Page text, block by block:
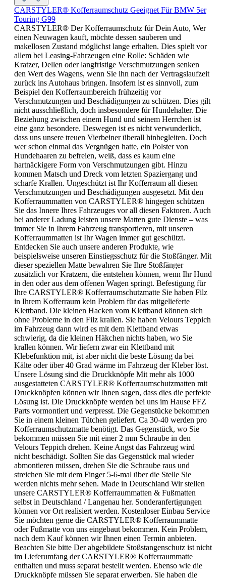
CARSTYLER® Kofferraumschutz Geeignet Für BMW 5er
Touring G99
CARSTYLER® Der Kofferraumschutz für Dein Auto, Wer
einen Neuwagen kauft, möchte dessen sauberen und
makellosen Zustand möglichst lange erhalten. Dies spielt vor
allem bei Leasing-Fahrzeugen eine Rolle: Schäden wie
Kratzer, Dellen oder langfristige Verschmutzungen senken
den Wert des Wagens, wenn Sie ihn nach der Vertragslaufzeit
zurück ins Autohaus bringen. Insofern ist es sinnvoll, zum
Beispiel den Kofferraumbereich frühzeitig vor
Verschmutzungen und Beschädigungen zu schützen. Dies gilt
nicht ausschließlich, doch insbesondere für Hundehalter. Die
Beziehung zwischen einem Hund und seinem Herrchen ist
eine ganz besondere. Deswegen ist es nicht verwunderlich,
dass uns unsere treuen Vierbeiner überall hinbegleiten. Doch
wer schon einmal das Vergnügen hatte, ein Polster von
Hundehaaren zu befreien, weiß, dass es kaum eine
hartnäckigere Form von Verschmutzungen gibt. Hinzu
kommen Matsch und Dreck vom letzten Spaziergang und
scharfe Krallen. Ungeschützt ist Ihr Kofferraum all diesen
Verschmutzungen und Beschädigungen ausgesetzt. Mit den
Kofferraummatten von CARSTYLER® hingegen schützen
Sie das Innere Ihres Fahrzeuges vor all diesen Faktoren. Auch
bei anderer Ladung leisten unsere Matten gute Dienste – was
immer Sie in Ihrem Fahrzeug transportieren, mit unseren
Kofferraummatten ist Ihr Wagen immer gut geschützt.
Entdecken Sie auch unsere anderen Produkte, wie
beispielsweise unseren Einstiegsschutz für die Stoßfänger. Mit
dieser speziellen Matte bewahren Sie Ihre Stoßfänger
zusätzlich vor Kratzern, die entstehen können, wenn Ihr Hund
in den oder aus dem offenen Wagen springt. Befestigung für
Ihre CARSTYLER® Kofferraumschutzmatte Sie haben Filz
in Ihrem Kofferraum kein Problem für das mitgelieferte
Klettband. Die kleinen Hacken vom Klettband können sich
ohne Probleme in den Filz krallen. Sie haben Velours Teppich
im Fahrzeug dann wird es mit dem Klettband etwas
schwierig, da die kleinen Häkchen nichts haben, wo Sie
krallen können. Wir liefern zwar ein Klettband mit
Klebefunktion mit, ist aber nicht die beste Lösung da bei
Kälte oder über 40 Grad wärme im Fahrzeug der Kleber löst.
Unsere Lösung sind die Druckknöpfe Mit mehr als 1000
ausgestatteten CARSTYLER® Kofferraumschutzmatten mit
Druckknöpfen können wir Ihnen sagen, dass dies die perfekte
Lösung ist. Die Druckknöpfe werden bei uns im Hause FFZ
Parts vormontiert und verpresst. Die Gegenstücke bekommen
Sie in einem kleinen Tütchen geliefert. Ca 30-40 werden pro
Kofferraumschutzmatte benötigt. Das Gegenstück, wo Sie
bekommen müssen Sie mit einer 2 mm Schraube in den
Velours Teppich drehen. Keine Angst das Fahrzeug wird
nicht beschädigt. Sollten Sie das Gegenstück mal wieder
abmontieren müssen, drehen Sie die Schraube raus und
streichen Sie mit dem Finger 5-6-mal über die Stelle Sie
werden nichts mehr sehen. Made in Deutschland Wir stellen
unsere CARSTYLER® Kofferraummatten & Fußmatten
selbst in Deutschland / Langenau her. Sonderanfertigungen
können vor Ort realisiert werden. Kostenloser Einbau Service
Sie möchten gerne die CARSTYLER® Kofferraummatte
oder Fußmatte von uns eingebaut bekommen. Kein Problem,
nach dem Kauf können wir Ihnen einen Termin anbieten.
Beachten Sie bitte Der abgebildete Stoßstangenschutz ist nicht
im Lieferumfang der CARSTYLER® Kofferraummatte
enthalten und muss separat bestellt werden. Ebenso wie die
Druckknöpfe müssen Sie separat erwerben. Sie haben die